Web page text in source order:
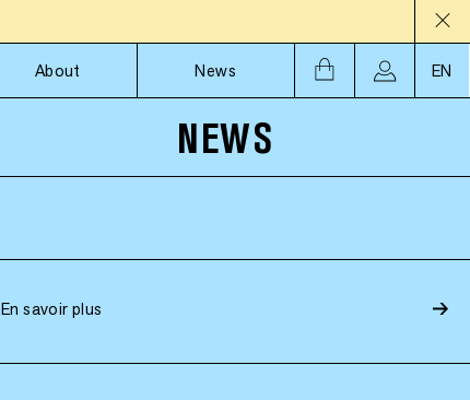
About
News EN
NEWS
En savoir plus